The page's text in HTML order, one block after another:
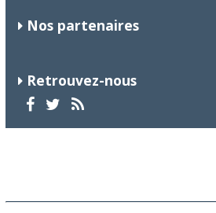
Nos partenaires
Retrouvez-nous